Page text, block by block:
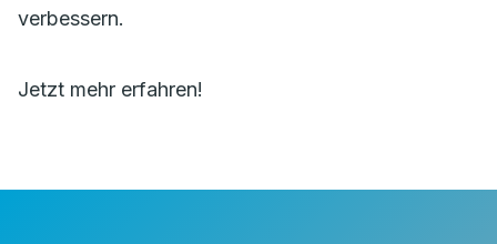
verbessern.
Jetzt mehr erfahren!